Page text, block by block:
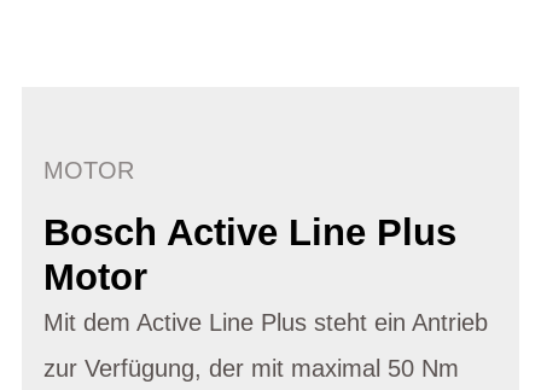
MOTOR
Bosch Active Line Plus
Motor
Mit dem Active Line Plus steht ein Antrieb
zur Verfügung, der mit maximal 50 Nm